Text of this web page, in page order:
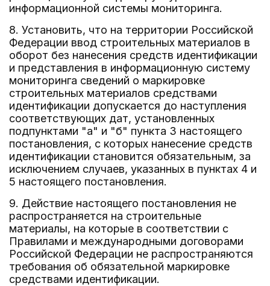
информационной системы мониторинга.
8. Установить, что на территории Российской
Федерации ввод строительных материалов в
оборот без нанесения средств идентификации
и представления в информационную систему
мониторинга сведений о маркировке
строительных материалов средствами
идентификации допускается до наступления
соответствующих дат, установленных
подпунктами "а" и "б" пункта 3 настоящего
постановления, с которых нанесение средств
идентификации становится обязательным, за
исключением случаев, указанных в пунктах 4 и
5 настоящего постановления.
9. Действие настоящего постановления не
распространяется на строительные
материалы, на которые в соответствии с
Правилами и международными договорами
Российской Федерации не распространяются
требования об обязательной маркировке
средствами идентификации.